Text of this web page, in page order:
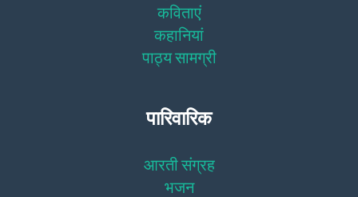
कविताएं
कहानियां
पाठ्य सामग्री
पारिवारिक
आरती संग्रह
भजन